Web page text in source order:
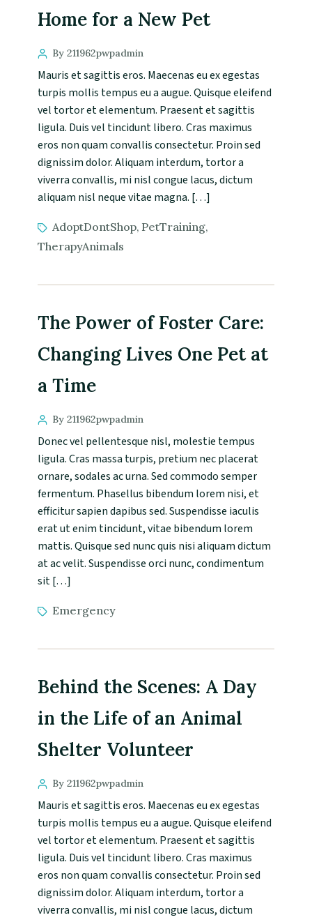
Home for a New Pet
By 211962pwpadmin
Mauris et sagittis eros. Maecenas eu ex egestas
turpis mollis tempus eu a augue. Quisque eleifend
vel tortor et elementum. Praesent et sagittis
ligula. Duis vel tincidunt libero. Cras maximus
eros non quam convallis consectetur. Proin sed
dignissim dolor. Aliquam interdum, tortor a
viverra convallis, mi nisl congue lacus, dictum
aliquam nisl neque vitae magna. […]
AdoptDontShop, PetTraining,
TherapyAnimals
The Power of Foster Care:
Changing Lives One Pet at
a Time
By 211962pwpadmin
Donec vel pellentesque nisl, molestie tempus
ligula. Cras massa turpis, pretium nec placerat
ornare, sodales ac urna. Sed commodo semper
fermentum. Phasellus bibendum lorem nisi, et
efficitur sapien dapibus sed. Suspendisse iaculis
erat ut enim tincidunt, vitae bibendum lorem
mattis. Quisque sed nunc quis nisi aliquam dictum
at ac velit. Suspendisse orci nunc, condimentum
sit […]
Emergency
Behind the Scenes: A Day
in the Life of an Animal
Shelter Volunteer
By 211962pwpadmin
Mauris et sagittis eros. Maecenas eu ex egestas
turpis mollis tempus eu a augue. Quisque eleifend
vel tortor et elementum. Praesent et sagittis
ligula. Duis vel tincidunt libero. Cras maximus
eros non quam convallis consectetur. Proin sed
dignissim dolor. Aliquam interdum, tortor a
viverra convallis, mi nisl congue lacus, dictum